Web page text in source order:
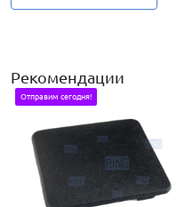
Рекомендации
Отправим сегодня!